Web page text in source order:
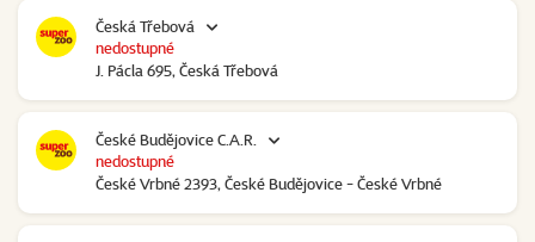
Česká Třebová
J. Pácla 695, Česká Třebová
nedostupné
České Budějovice C.A.R.
České Vrbné 2393, České Budějovice - České Vrbné
nedostupné